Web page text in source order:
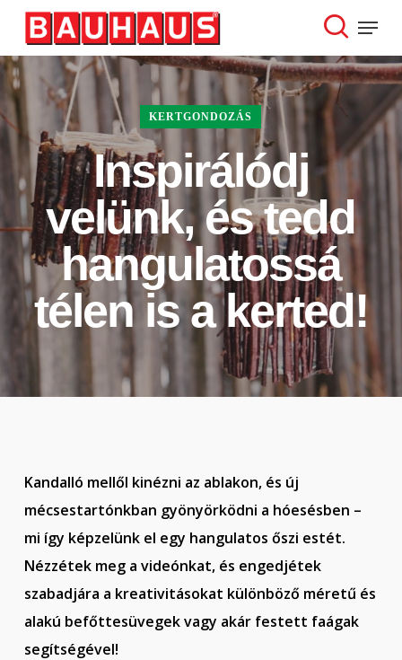
Skip
main
content
search
Menu
KERTGONDOZÁS
Inspirálódj
velünk, és tedd
hangulatossá
télen is a kerted!
Kandalló mellől kinézni az ablakon, és új
mécsestartónkban gyönyörködni a hóesésben –
mi így képzelünk el egy hangulatos őszi estét.
Nézzétek meg a videónkat, és engedjétek
szabadjára a kreativitásokat különböző méretű és
alakú befőttesüvegek vagy akár festett faágak
segítségével!
Close
Menu